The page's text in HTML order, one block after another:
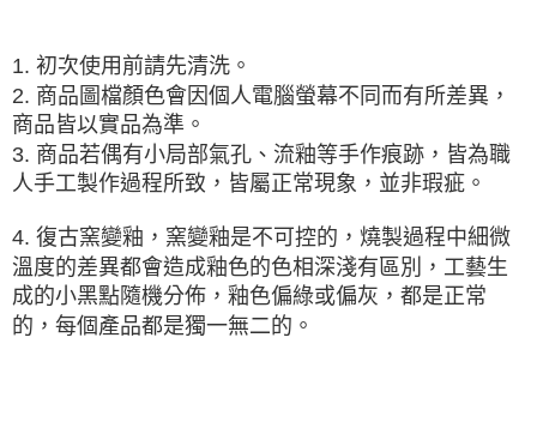
1. 初次使用前請先清洗。
2. 商品圖檔顏色會因個人電腦螢幕不同而有所差異，
商品皆以實品為準。
3. 商品若偶有小局部氣孔、流釉等手作痕跡，皆為職
人手工製作過程所致，皆屬正常現象，並非瑕疵。
4. 復古窯變釉，窯變釉是不可控的 ，燒製過程中細微
溫度的差異都會造成釉色的色相深淺有區別，工藝生
成的小黑點隨機分佈，釉色偏綠或偏灰，都是正常
的，每個產品都是獨一無二的。